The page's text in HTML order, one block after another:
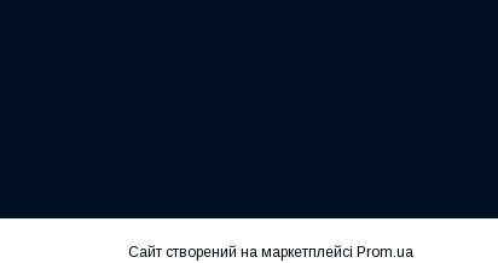
Сайт створений на маркетплейсі Prom.ua